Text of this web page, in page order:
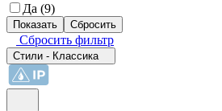
Да (9)
Сбросить фильтр
Стили - Классика